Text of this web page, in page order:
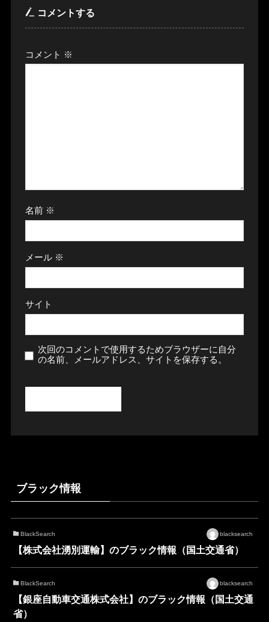
コメントする
コメント ※
名前 ※
メール ※
サイト
次回のコメントで使用するためブラウザーに自分
の名前、メールアドレス、サイトを保存する。
ブラック情報
BlackSearch blacksearch
【株式会社湧別運輸】のブラック情報（国土交通省）
BlackSearch blacksearch
【銀座自動車交通株式会社】のブラック情報（国土交通
省）